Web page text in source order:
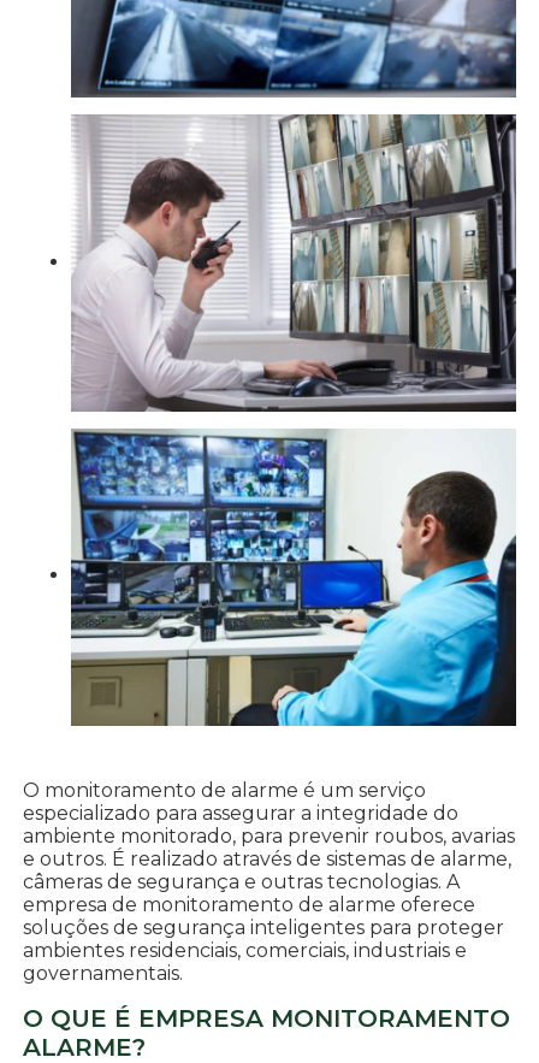
O monitoramento de alarme é um serviço
especializado para assegurar a integridade do
ambiente monitorado, para prevenir roubos, avarias
e outros. É realizado através de sistemas de alarme,
câmeras de segurança e outras tecnologias. A
empresa de monitoramento de alarme oferece
soluções de segurança inteligentes para proteger
ambientes residenciais, comerciais, industriais e
governamentais.
O QUE É EMPRESA MONITORAMENTO
ALARME?